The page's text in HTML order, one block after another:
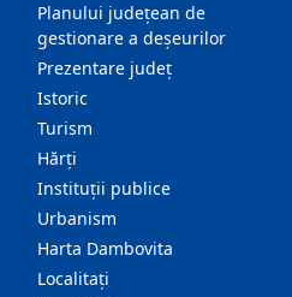
Planului județean de
gestionare a deșeurilor
Prezentare judeţ
Istoric
Turism
Hărţi
Instituţii publice
Urbanism
Harta Dambovita
Localitaţi